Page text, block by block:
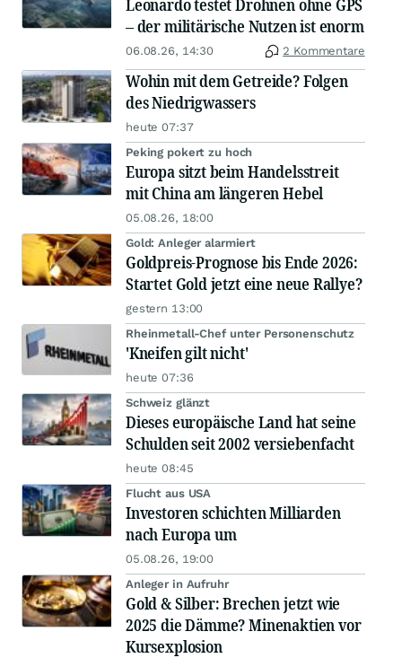
– der militärische Nutzen ist enorm
06.08.26, 14:30 2 Kommentare
Wohin mit dem Getreide? Folgen
des Niedrigwassers
heute 07:37
Peking pokert zu hoch
Europa sitzt beim Handelsstreit
mit China am längeren Hebel
05.08.26, 18:00
Gold: Anleger alarmiert
Goldpreis-Prognose bis Ende 2026:
Startet Gold jetzt eine neue Rallye?
gestern 13:00
Rheinmetall-Chef unter Personenschutz
'Kneifen gilt nicht'
heute 07:36
Schweiz glänzt
Dieses europäische Land hat seine
Schulden seit 2002 versiebenfacht
heute 08:45
Flucht aus USA
Investoren schichten Milliarden
nach Europa um
05.08.26, 19:00
Anleger in Aufruhr
Gold & Silber: Brechen jetzt wie
2025 die Dämme? Minenaktien vor
Kursexplosion